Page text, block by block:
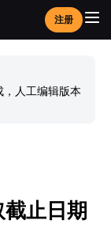
注册
人工编辑版本
截止日期